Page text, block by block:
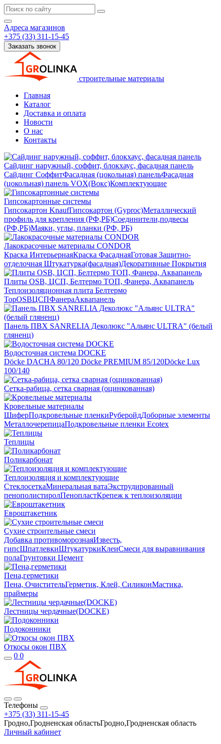
Адреса магазинов
+375 (33) 311-15-45
Заказать звонок
строительные материалы
Главная
Каталог
Доставка и оплата
Новости
О нас
Контакты
Сайдинг наружный, соффит, блокхаус, фасадная панель
Сайдинг СоффитФасадная (цокольная) панельФасадная
(цокольная) панель VOX(Вокс)Комплектующие
Гипсокартонные системы
Гипсокартон KnaufГипсокартон (Gyproc)Металлический
профиль для крепления (РФ,РБ)Соединители,подвесы
(РФ,РБ)Маяки, углы, планки (РФ, РБ)
Лакокрасочные материалы CONDOR
Краска ИнтерьернаяКраска ФасаднаяГотовая Защитно-
отделочная Штукатурка(фасадная)Декоративные Покрытия
Плиты OSB, ЦСП, Белтермо ТОП, Фанера, Аквапанель
Теплоизоляционная плита Белтермо
TopOSBЦСПФанераАквапанель
Панель ПВХ SANRELIA Деколюкс "Альянс ULTRA" (белый
гляненц)
Водосточная система DOCKE
Döсkе DACHA 80/120 Döcke PREMIUM 85/120Döсkе Luх
100/140
Сетка-рабица, сетка сварная (оцинкованная)
Кровельные материалы
ШиферПодкровельные пленкиРуберойдДоборные элементы
МеталлочерепицаПодкровельные пленки Ecotex
Теплицы
Поликарбонат
Теплоизоляция и комплектующие
СтеклосеткаМинеральная ватаЭкструдированный
пенополистиролПенопластКрепеж к теплоизоляции
Евроштакетник
Сухие строительные смеси
Добавка противоморознаяИзвесть,
гипсШпатлевкиШтукатуркиКлеиСмеси для выравнивания
полаГрунтовки Цемент
Пена,герметики
Пена, ОчистительГерметик, Клей, СиликонМастика,
праймеры
Лестницы чердачные(DOCKE)
Подоконники
Откосы окон ПВХ
0 0
Телефоны
+375 (33) 311-15-45
Гродно,Гродненская областьГродно,Гродненская область
Личный кабинет